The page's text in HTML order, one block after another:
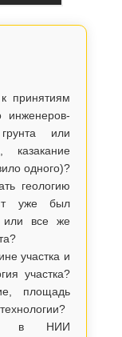
принятиям
инженеров-
или
казакание
одного)?
геологию
уже был
или все же
участка и
участка?
площадь
в НИИ